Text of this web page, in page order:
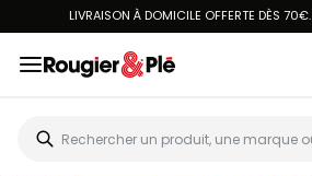
LIVRAISON À DOMICILE OFFERTE DÈS 70€.